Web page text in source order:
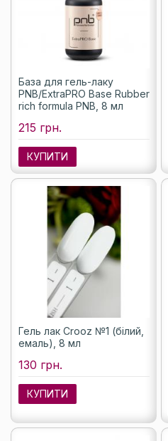
База для гель-лаку
PNB/ExtraPRO Base Rubber
rich formula PNB, 8 мл
215 грн.
КУПИТИ
Гель лак Crooz №1 (білий,
емаль), 8 мл
130 грн.
КУПИТИ